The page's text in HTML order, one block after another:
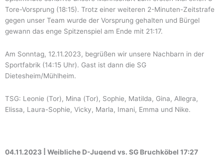
Tore-Vorsprung (18:15). Trotz einer weiteren 2-Minuten-Zeitstrafe
gegen unser Team wurde der Vorsprung gehalten und Bürgel
gewann das enge Spitzenspiel am Ende mit 21:17.
Am Sonntag, 12.11.2023, begrüßen wir unsere Nachbarn in der
Sportfabrik (14:15 Uhr). Gast ist dann die SG
Dietesheim/Mühlheim.
TSG: Leonie (Tor), Mina (Tor), Sophie, Matilda, Gina, Allegra,
Elissa, Laura-Sophie, Vicky, Marla, Imani, Emma und Nike.
04.11.2023 | Weibliche D-Jugend vs. SG Bruchköbel 17:27